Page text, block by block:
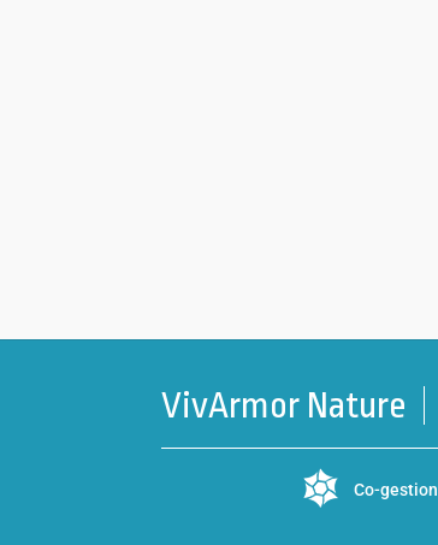
VivArmor Nature
Co-